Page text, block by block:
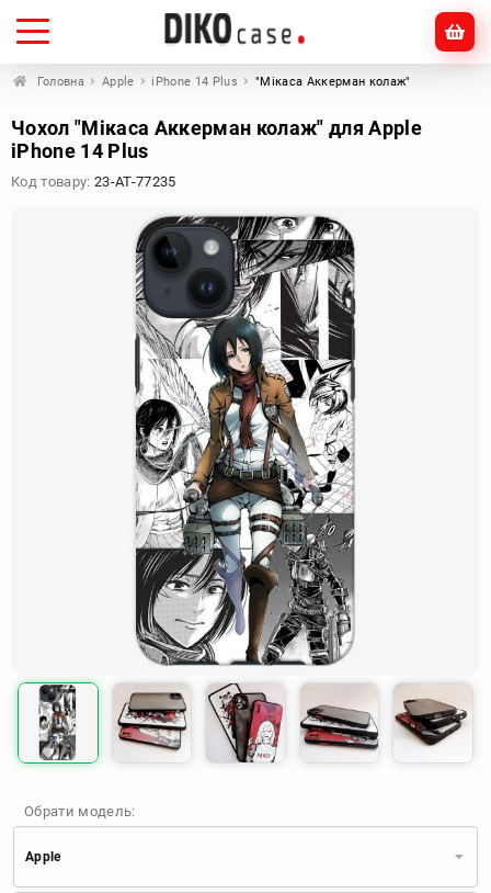
Головна Apple iPhone 14 Plus "Мікаса Аккерман колаж"
Чохол "Мікаса Аккерман колаж" для Apple
iPhone 14 Plus
Код товару: 23-AT-77235
Обрати модель:
Apple